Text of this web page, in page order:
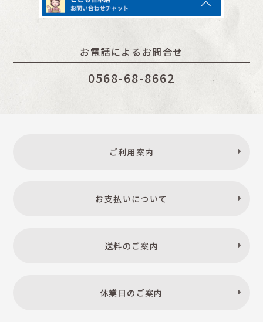
お電話によるお問合せ
0568-68-8662
ご利用案内
お支払いについて
送料のご案内
休業日のご案内